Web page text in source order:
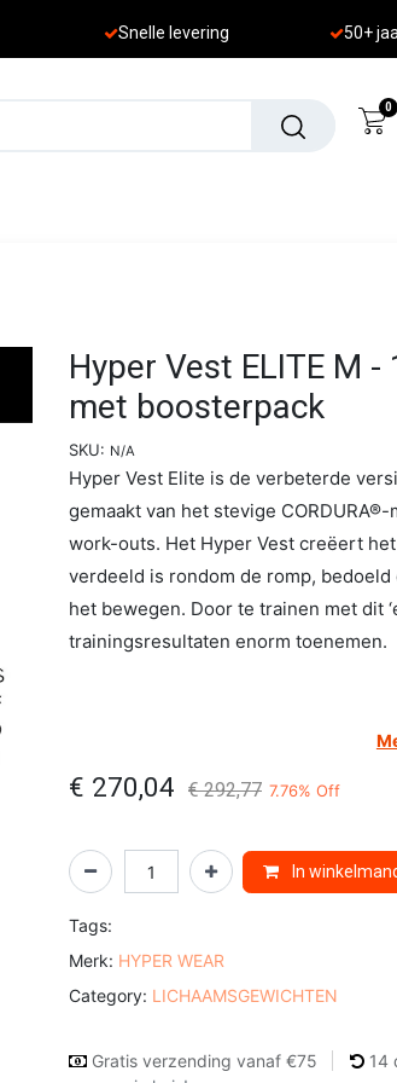
Sne lle levering 50+
0
Hyper Vest ELITE M
met boosterpack
SKU: N/A
Hyper Vest Elite is de verbeterde
gemaakt van het stevige
work-outs. Het Hyper Vest creëert
verdeeld is rondom de romp,
het bewegen. Door te trainen met dit
trainingsresultaten enorm toenemen.
€ 270,04 €292,77 7.76% Off
In
Tags:
Merk: HYPER WEAR
Category: LICHAAMSGEWICHTEN
Gratis verzending vanaf €75 14